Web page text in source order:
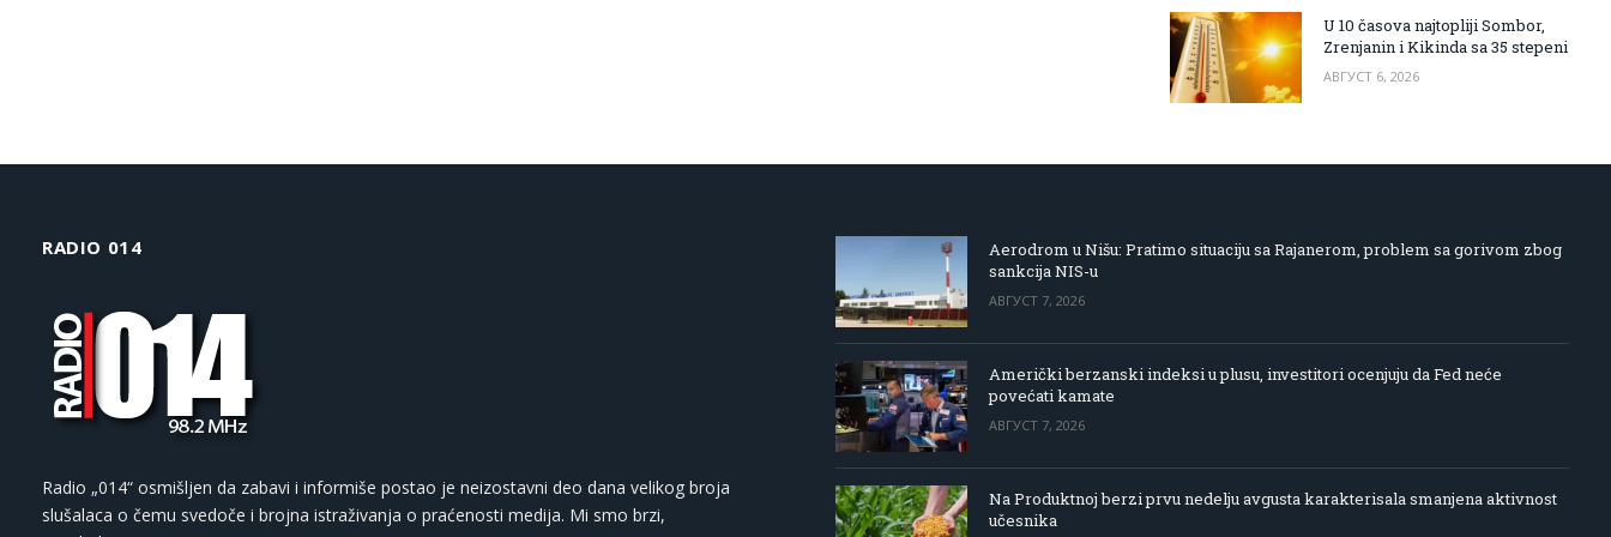
U 10 časova najtopliji Sombor,
Zrenjanin i Kikinda sa 35 stepeni
АВГУСТ 6, 2026
RADIO 014
Radio „014“ osmišljen da zabavi i informiše postao je neizostavni deo dana velikog broja
slušalaca o čemu svedoče i brojna istraživanja o praćenosti medija. Mi smo brzi,
Aerodrom u Nišu: Pratimo situaciju sa Rajanerom, problem sa gorivom zbog
sankcija NIS-u
АВГУСТ 7, 2026
Američki berzanski indeksi u plusu, investitori ocenjuju da Fed neće
povećati kamate
АВГУСТ 7, 2026
Na Produktnoj berzi prvu nedelju avgusta karakterisala smanjena aktivnost
učesnika